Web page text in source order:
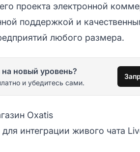
проекта электронной
поддержкой и
любого размера.
новый уровень?
и убедитесь сами.
Oxatis
интеграции живого чата